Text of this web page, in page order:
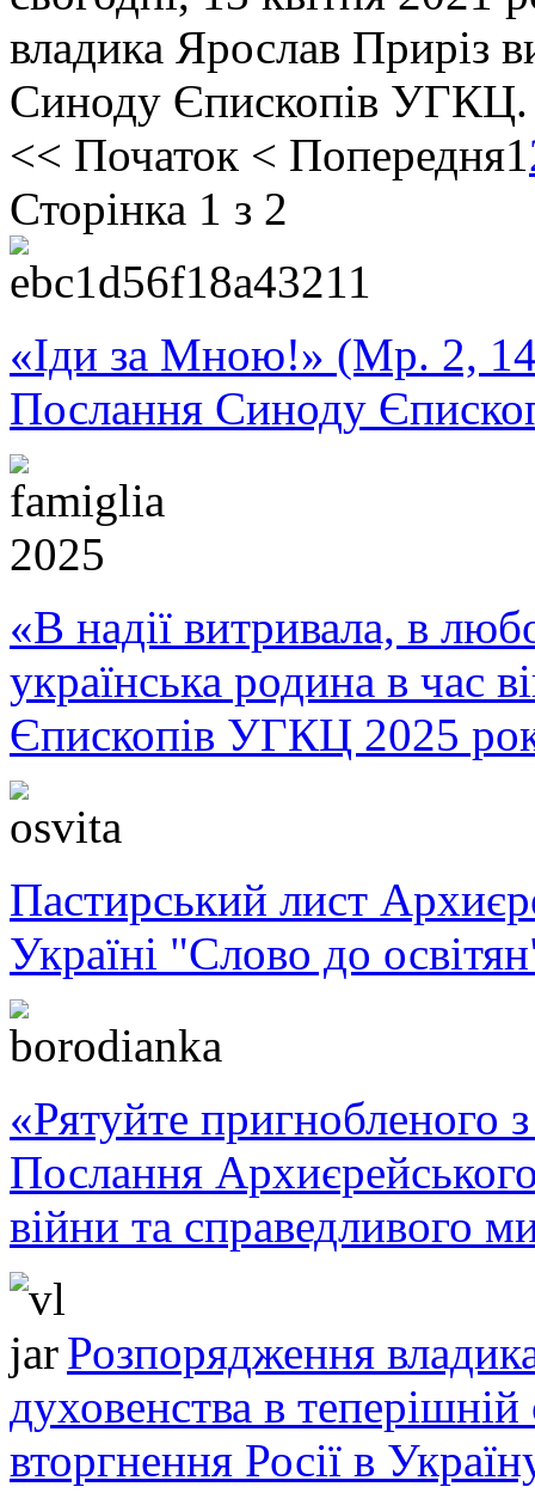
владика Ярослав Приріз
Синоду Єпископів
<< Початок < Попередня1
Сторінка 1 з 2
«Іди за Мною!» (Мр. 2,
Послання Синоду
«В надії витривала, в
українська родина в час
Єпископів УГКЦ 2025
Пастирський лист
Україні "Слово до
«Рятуйте пригнобленого
Послання
війни та справедливого
Розпорядження
духовенства в теперішній
вторгнення Росії в